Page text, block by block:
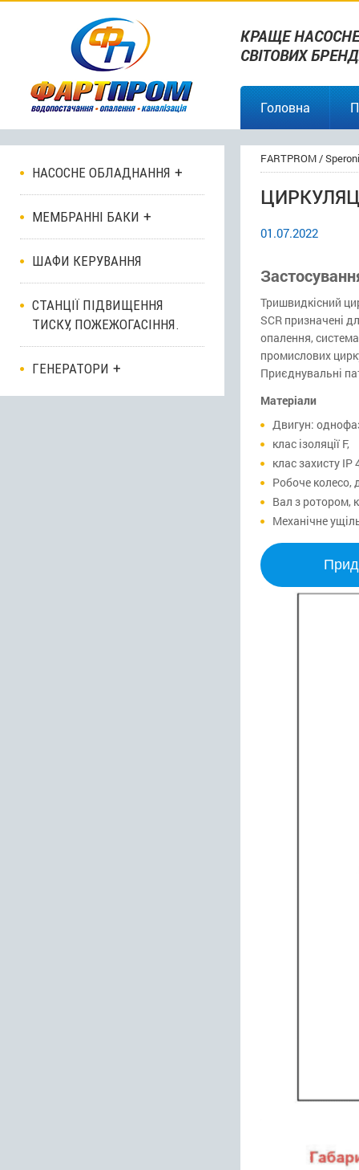
КРАЩЕ
СВІТОВИХ
Головна
НАСОСНЕ ОБЛАДНАННЯ
МЕМБРАННІ БАКИ
ШАФИ КЕРУВАННЯ
СТАНЦІЇ ПІДВИЩЕННЯ
ТИСКУ, ПОЖЕЖОГАСІННЯ.
ГЕНЕРАТОРИ
FARTPROM/
01.07.2022
Тришвидкісний
SCR призначені
опалення,
промислових
Приєднувальні
Матеріали
Двигун:
клас ізоляції F,
клас захисту IP
Робоче колесо,
Вал з ротором,
Механічне